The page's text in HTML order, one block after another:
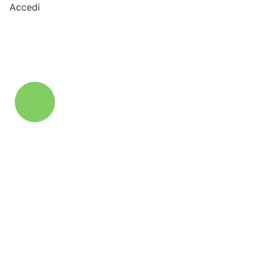
Accedi